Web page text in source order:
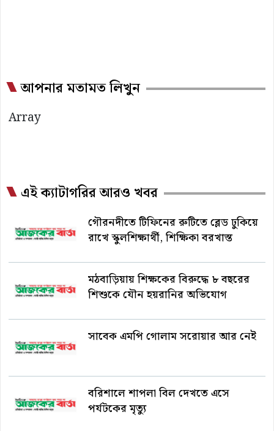
আপনার মতামত লিখুন
Array
এই ক্যাটাগরির আরও খবর
গৌরনদীতে টিফিনের রুটিতে ব্লেড ঢুকিয়ে
রাখে স্কুলশিক্ষার্থী, শিক্ষিকা বরখাস্ত
মঠবাড়িয়ায় শিক্ষকের বিরুদ্ধে ৮ বছরের
শিশুকে যৌন হয়রানির অভিযোগ
সাবেক এমপি গোলাম সরোয়ার আর নেই
বরিশালে শাপলা বিল দেখতে এসে
পর্যটকের মৃত্যু